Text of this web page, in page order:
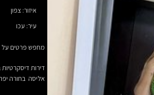
איזור: צפון
עיר: עכו
מחפש פרטים על
דירות דיסקרטיות
אליסה בחורה